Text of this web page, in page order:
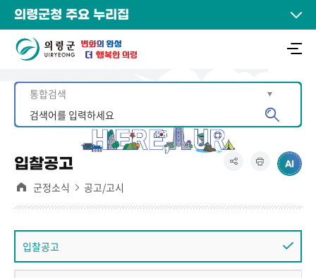
의령군청 주요 누리집
입찰공고
군정소식 공고/고시
입찰공고